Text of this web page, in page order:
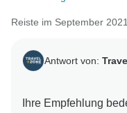
Reiste im September 2021
Antwort von:
Ihre Empfehlung